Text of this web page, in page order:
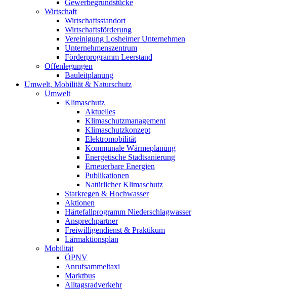
Gewerbegrundstücke
Wirtschaft
Wirtschaftsstandort
Wirtschaftsförderung
Vereinigung Losheimer Unternehmen
Unternehmenszentrum
Förderprogramm Leerstand
Offenlegungen
Bauleitplanung
Umwelt, Mobilität & Naturschutz
Umwelt
Klimaschutz
Aktuelles
Klimaschutzmanagement
Klimaschutzkonzept
Elektromobilität
Kommunale Wärmeplanung
Energetische Stadtsanierung
Erneuerbare Energien
Publikationen
Natürlicher Klimaschutz
Starkregen & Hochwasser
Aktionen
Härtefallprogramm Niederschlagwasser
Ansprechpartner
Freiwilligendienst & Praktikum
Lärmaktionsplan
Mobilität
ÖPNV
Anrufsammeltaxi
Marktbus
Alltagsradverkehr